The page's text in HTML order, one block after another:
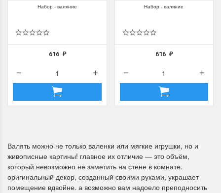
Набор - валяние
616 ₽
Набор - валяние
616₽
Валять можно не только валенки или мягкие игрушки, но и
живописные картины! главное их отличие — это объём,
который невозможно не заметить на стене в комнате.
оригинальный декор, созданный своими руками, украшает
помещение вдвойне. а возможно вам надоело преподносить